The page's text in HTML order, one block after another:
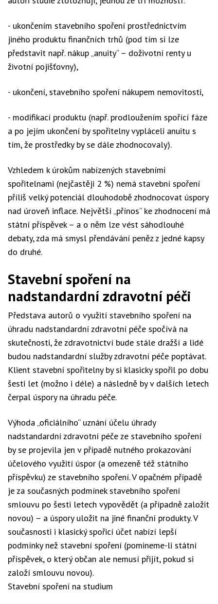
- ukončením stavebního spoření prostřednictvím
jiného produktu finančních trhů (pod tím si lze
představit např. nákup „anuity“ – doživotní renty u
životní pojišťovny),
- ukončení, stavebního spoření nákupem nemovitosti,
- modifikací produktu (např. prodloužením spořící fáze
a po jejím ukončení by spořitelny vypláceli anuitu s
tím, že prostředky by se dále zhodnocovaly).
Vzhledem k úrokům nabízených stavebními
spořitelnami (nejčastěji 2 %) nemá stavební spoření
příliš velký potenciál dlouhodobě zhodnocovat úspory
nad úroveň inflace. Největší „přínos“ ke zhodnocení má
státní příspěvek – a o něm lze vést sáhodlouhé
debaty, zda má smysl přendávání peněz z jedné kapsy
do druhé.
Stavební spoření na
nadstandardní zdravotní péči
Představa autorů o využití stavebního spoření na
úhradu nadstandardní zdravotní péče spočívá na
skutečnosti, že zdravotnictví bude stále dražší a lidé
budou nadstandardní služby zdravotní péče poptávat.
Klient stavební spořitelny by si klasicky spořil po dobu
šesti let (možno i déle) a následně by v dalších letech
čerpal úspory na úhradu péče.
Výhoda „oficiálního“ uznání účelu úhrady
nadstandardní zdravotní péče ze stavebního spoření
by se projevila jen v případě nutného prokazování
účelového využití úspor (a omezeně též státního
příspěvku) ze stavebního spoření. V opačném případě
je za současných podmínek stavebního spoření
smlouvu po šesti letech vypovědět (a případně založit
novou) – a úspory uložit na jiné finanční produkty. V
současnosti i klasický spořicí účet nabízí lepší
podmínky než stavební spoření (pomineme-li státní
příspěvek, o který občan ale nemusí přijít, pokud si
založí smlouvu novou).
Stavební spoření na studium